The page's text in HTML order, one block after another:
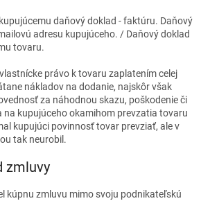
daňový doklad - faktúru. Daňový
adresu kupujúceho. / Daňový doklad
tovaru.
právo k tovaru zaplatením celej
nákladov na dodanie, najskôr však
za náhodnou skazu, poškodenie či
kupujúceho okamihom prevzatia tovaru
kupujúci povinnosť tovar prevziať, ale v
tak neurobil.
zmluvy
kúpnu zmluvu mimo svoju podnikateľskú